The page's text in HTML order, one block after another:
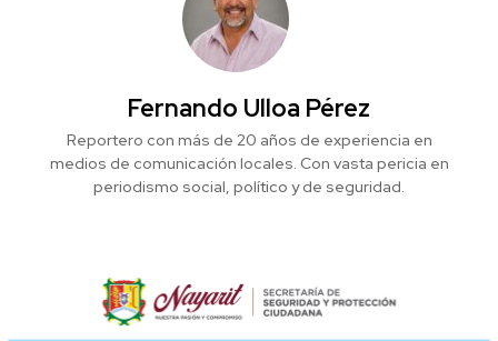
Fernando Ulloa Pérez
Reportero con más de 20 años de experiencia en
medios de comunicación locales. Con vasta pericia en
periodismo social, político y de seguridad.